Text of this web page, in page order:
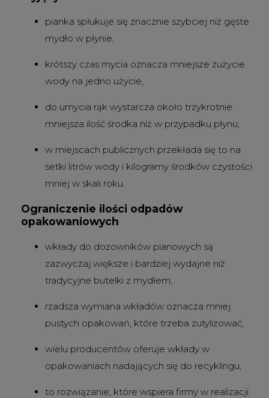
pianka spłukuje się znacznie szybciej niż gęste
mydło w płynie,
krótszy czas mycia oznacza mniejsze zużycie
wody na jedno użycie,
do umycia rąk wystarcza około trzykrotnie
mniejsza ilość środka niż w przypadku płynu,
w miejscach publicznych przekłada się to na
setki litrów wody i kilogramy środków czystości
mniej w skali roku.
Ograniczenie ilości odpadów
opakowaniowych
wkłady do dozowników pianowych są
zazwyczaj większe i bardziej wydajne niż
tradycyjne butelki z mydłem,
rzadsza wymiana wkładów oznacza mniej
pustych opakowań, które trzeba zutylizować,
wielu producentów oferuje wkłady w
opakowaniach nadających się do recyklingu,
to rozwiązanie, które wspiera firmy w realizacji